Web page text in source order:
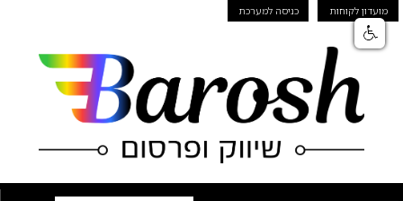
מועדון לקוחות כניסה למערכת